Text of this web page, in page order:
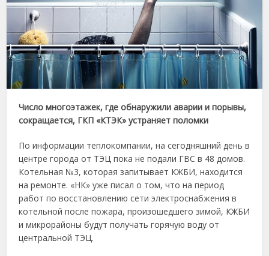
Число многоэтажек, где обнаружили аварии и порывы,
сокращается, ГКП «КТЭК» устраняет поломки
По информации теплокомпании, на сегодняшний день в
центре города от ТЭЦ пока не подали ГВС в 48 домов.
Котельная №3, которая запитывает КЖБИ, находится
на ремонте. «НК» уже писал о том, что на период
работ по восстановлению сети электроснабжения в
котельной после пожара, произошедшего зимой, КЖБИ
и микрорайоны будут получать горячую воду от
центральной ТЭЦ.